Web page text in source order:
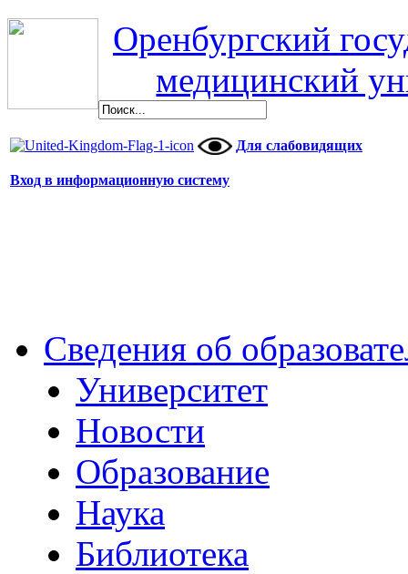
Оренбургский
медицинский
Для слабовидящих
Вход в информационную систему
Сведения об
Университет
Новости
Образование
Наука
Библиотека